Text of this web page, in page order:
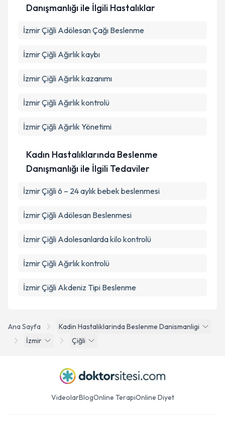
Ana Sayfa
Kadin Hastaliklarinda Beslenme Danismanligi
İzmir
Çiğli
Danışmanlığı ile İlgili Hastalıklar
İzmir Çiğli Adölesan Çağı Beslenme
İzmir Çiğli Ağırlık kaybı
İzmir Çiğli Ağırlık kazanımı
İzmir Çiğli Ağırlık kontrolü
İzmir Çiğli Ağırlık Yönetimi
Kadın Hastalıklarında Beslenme
Danışmanlığı ile İlgili Tedaviler
İzmir Çiğli 6 – 24 aylık bebek beslenmesi
İzmir Çiğli Adölesan Beslenmesi
İzmir Çiğli Adolesanlarda kilo kontrolü
İzmir Çiğli Ağırlık kontrolü
İzmir Çiğli Akdeniz Tipi Beslenme
VideolarBlogOnline TerapiOnline Diyet